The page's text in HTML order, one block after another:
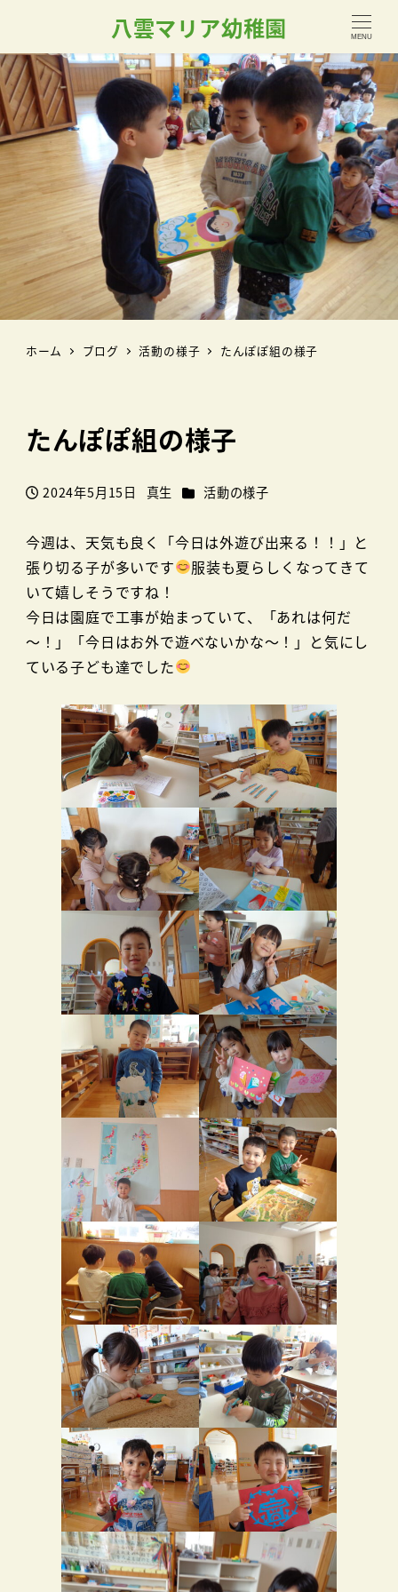
八雲マリア幼稚園 MENU
ホーム ブログ 活動の様子 たんぽぽ組の様子
たんぽぽ組の様子
投稿日
2024年5月15日
著
真生 カテゴリー
活動の様子
今週は、天気も良く「今日は外遊び出来る！！」と
張り切る子が多いです
服装も夏らしくなってきて
いて嬉しそうですね！
今日は園庭で工事が始まっていて、「あれは何だ
～！」「今日はお外で遊べないかな～！」と気にし
ている子ども達でした